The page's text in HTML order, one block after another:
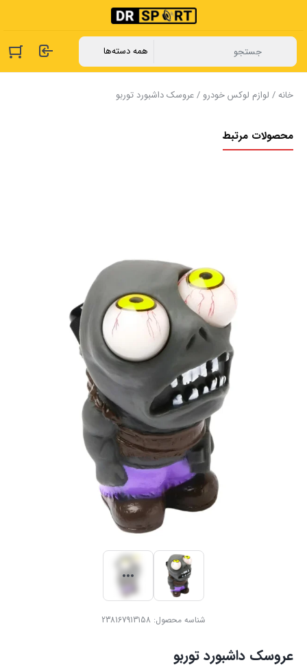
خانه/ لوازم لوکس خودرو / عروسک داشبورد توربو
محصولات مرتبط
شناسه محصول: 238167913158
عروسک داشبورد توربو